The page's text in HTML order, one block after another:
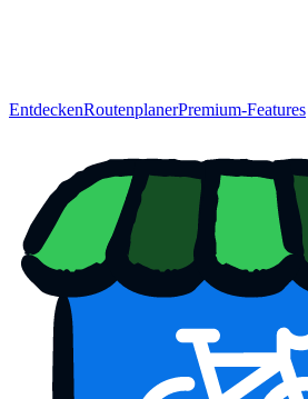
EntdeckenRoutenplanerPremium-Features